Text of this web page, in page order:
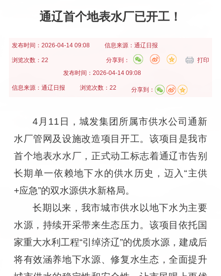
通辽首个地表水厂已开工！
发布时间： 2026-04-14 09:08 信息来源： 通辽日报
浏览次数：22 打印
分享到：
发布时间： 2026-04-14 09:08
信息来源： 通辽日报 浏览次数：22 分享到：
4月11日，城发集团所属市供水公司通新
水厂管网及设施改造项目开工。该项目是我市
首个地表水水厂，正式动工标志着通辽市告别
长期单一依赖地下水的供水历史，迈入“主供
+应急”的双水源供水新格局。
长期以来，我市城市供水以地下水为主要
水源，持续开采带来生态压力。该项目依托国
家重大水利工程“引绰济辽”的优质水源，建成后
将有效涵养地下水源、修复水生态，全面提升